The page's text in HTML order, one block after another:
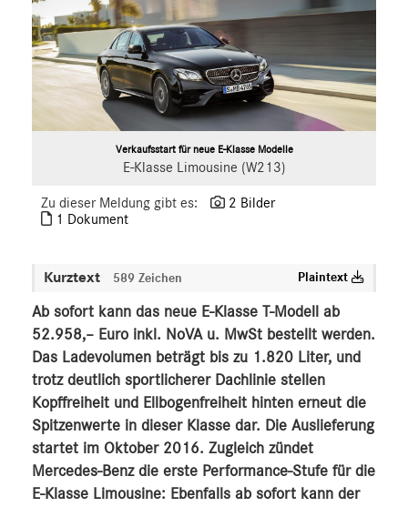
E-Klasse T-Modell
CLA
CLS
G-Klasse
GLC
SL
V-Klasse
smart
G-Klasse
Marken & Produkte
MEDIA
ÜBER UNS
Verkaufsstart für neue E-Klasse Modelle
E-Klasse Limousine (W213)
Zu dieser Meldung gibt es:
2 Bilder
1 Dokument
Kurztext 589 Zeichen Plaintext
Ab sofort kann das neue E-Klasse T-Modell ab
52.958,– Euro inkl. NoVA u. MwSt bestellt werden.
Das Ladevolumen beträgt bis zu 1.820 Liter, und
trotz deutlich sportlicherer Dachlinie stellen
Kopffreiheit und Ellbogenfreiheit hinten erneut die
Spitzenwerte in dieser Klasse dar. Die Auslieferung
startet im Oktober 2016. Zugleich zündet
Mercedes-Benz die erste Performance-Stufe für die
E-Klasse Limousine: Ebenfalls ab sofort kann der